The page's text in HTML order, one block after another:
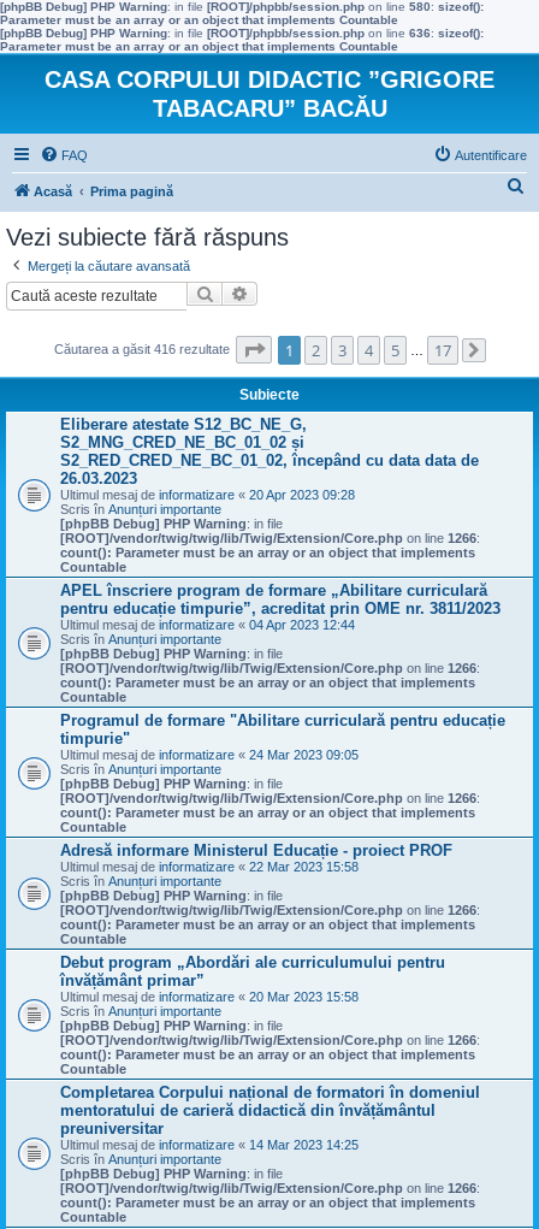
[phpBB Debug] PHP Warning: in file [ROOT]/phpbb/session.php on line 580: sizeof():
Parameter must be an array or an object that implements Countable
[phpBB Debug] PHP Warning: in file [ROOT]/phpbb/session.php on line 636: sizeof():
Parameter must be an array or an object that implements Countable
CASA CORPULUI DIDACTIC ”GRIGORE
TABACARU” BACĂU
FAQ Autentificare
Acasă Prima pagină
Vezi subiecte fără răspuns
Mergeți la căutare avansată
Căutare
Căutarea a găsit 416 rezultate Pagina1 din 17
1 2 3 4 5 17
Subiecte
Eliberare atestate S12_BC_NE_G,
S2_MNG_CRED_NE_BC_01_02 și
S2_RED_CRED_NE_BC_01_02, începând cu data data de
26.03.2023
Ultimul mesaj de informatizare « 20 Apr 2023 09:28
Scris în Anunțuri importante
[phpBB Debug] PHP Warning: in file
[ROOT]/vendor/twig/twig/lib/Twig/Extension/Core.php on line 1266:
count(): Parameter must be an array or an object that implements
Countable
APEL înscriere program de formare „Abilitare curriculară
pentru educație timpurie”, acreditat prin OME nr. 3811/2023
Ultimul mesaj de informatizare « 04 Apr 2023 12:44
Scris în Anunțuri importante
[phpBB Debug] PHP Warning: in file
[ROOT]/vendor/twig/twig/lib/Twig/Extension/Core.php on line 1266:
count(): Parameter must be an array or an object that implements
Countable
Programul de formare "Abilitare curriculară pentru educație
timpurie"
Ultimul mesaj de informatizare « 24 Mar 2023 09:05
Scris în Anunțuri importante
[phpBB Debug] PHP Warning: in file
[ROOT]/vendor/twig/twig/lib/Twig/Extension/Core.php on line 1266:
count(): Parameter must be an array or an object that implements
Countable
Adresă informare Ministerul Educație - proiect PROF
Ultimul mesaj de informatizare « 22 Mar 2023 15:58
Scris în Anunțuri importante
[phpBB Debug] PHP Warning: in file
[ROOT]/vendor/twig/twig/lib/Twig/Extension/Core.php on line 1266:
count(): Parameter must be an array or an object that implements
Countable
Debut program „Abordări ale curriculumului pentru
învățământ primar”
Ultimul mesaj de informatizare « 20 Mar 2023 15:58
Scris în Anunțuri importante
[phpBB Debug] PHP Warning: in file
[ROOT]/vendor/twig/twig/lib/Twig/Extension/Core.php on line 1266:
count(): Parameter must be an array or an object that implements
Countable
Completarea Corpului național de formatori în domeniul
mentoratului de carieră didactică din învățământul
preuniversitar
Ultimul mesaj de informatizare « 14 Mar 2023 14:25
Scris în Anunțuri importante
[phpBB Debug] PHP Warning: in file
[ROOT]/vendor/twig/twig/lib/Twig/Extension/Core.php on line 1266:
count(): Parameter must be an array or an object that implements
Countable